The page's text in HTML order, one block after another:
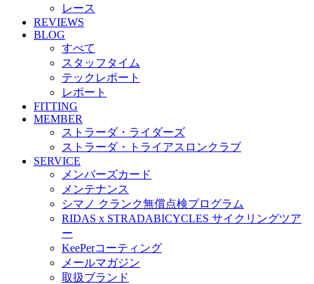
レース
REVIEWS
BLOG
すべて
スタッフタイム
テックレポート
レポート
FITTING
MEMBER
ストラーダ・ライダーズ
ストラーダ・トライアスロンクラブ
SERVICE
メンバーズカード
メンテナンス
シマノ クランク無償点検プログラム
RIDAS x STRADABICYCLES サイクリングツア
ー
KeePerコーティング
メールマガジン
取扱ブランド